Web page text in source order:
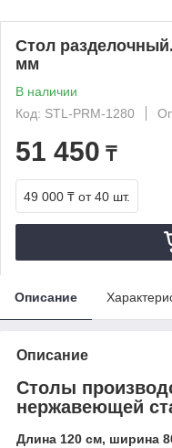
Стол
мм
В наличии
Код: STL-PRM-1280
51 450 ₸
49 000 ₸ от 40 шт.
Описание
Описание
Столы
нержавеющей
Длина 120 см, ширина